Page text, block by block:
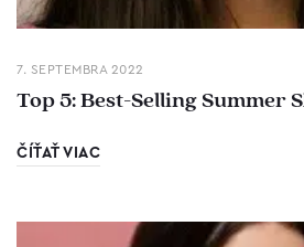
7. SEPTEMBRA 2022
Top 5: Best-Selling Summer
ČÍŤAŤ VIAC